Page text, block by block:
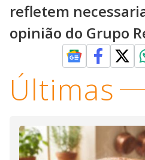
refletem
opinião do Grupo
Últimas